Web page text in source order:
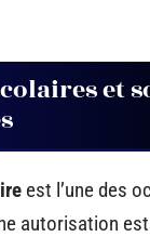
et
est l’une des
autorisation